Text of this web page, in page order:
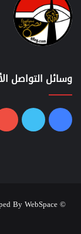
وسائل التواصل
فيسبوك
تويتر
© Copyright 2026, All Rights Reserved |
By WebSpace